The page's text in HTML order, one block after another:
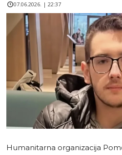
07.06.2026. | 22:37
Humanitarna organizacija